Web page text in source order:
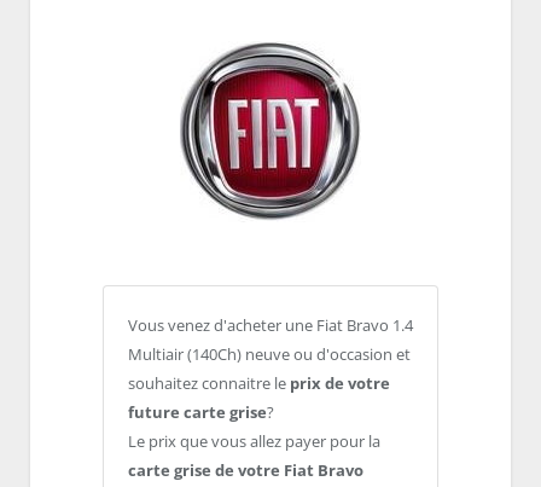
Vous venez d'acheter une Fiat Bravo 1.4
Multiair (140Ch) neuve ou d'occasion et
souhaitez connaitre le prix de votre
future carte grise?
Le prix que vous allez payer pour la
carte grise de votre Fiat Bravo